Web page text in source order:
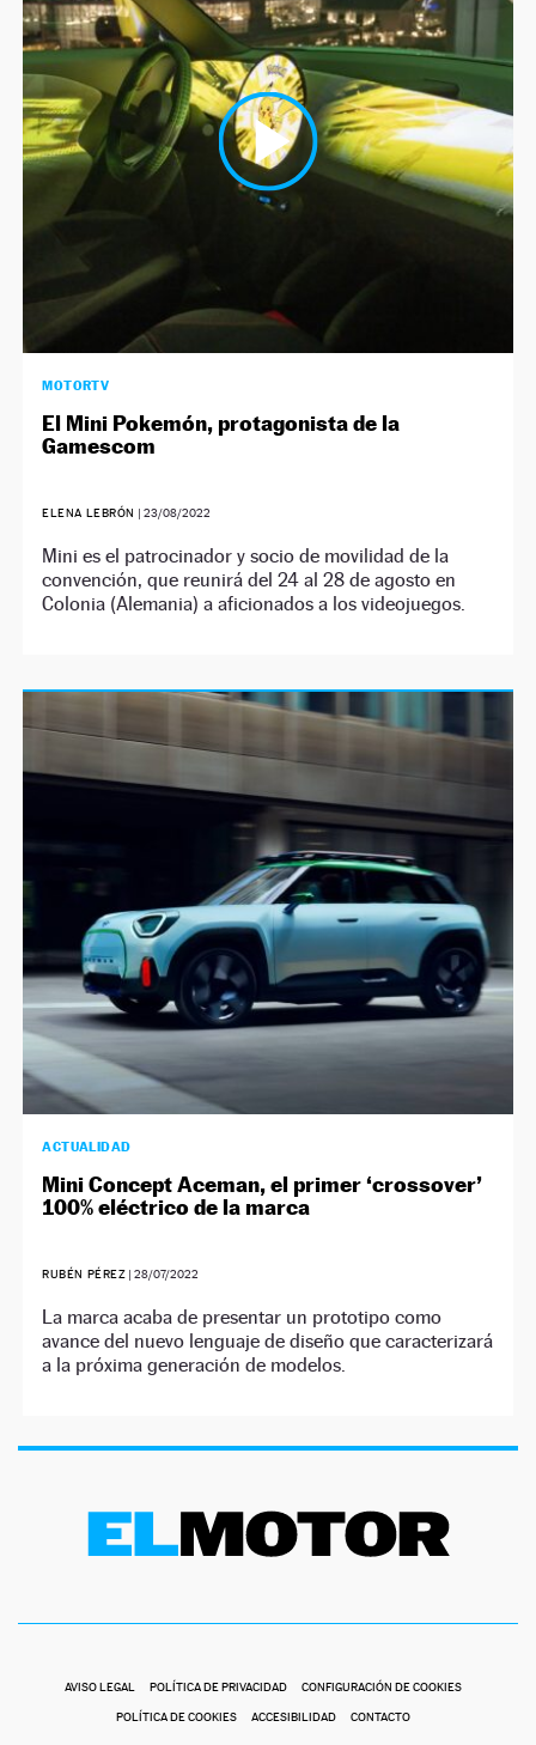
MOTORTV
El Mini Pokemón, protagonista de la
Gamescom
ELENA LEBRÓN |23/08/2022
Mini es el patrocinador y socio de movilidad de la
convención, que reunirá del 24 al 28 de agosto en
Colonia (Alemania) a aficionados a los videojuegos.
ACTUALIDAD
Mini Concept Aceman, el primer ‘crossover’
100% eléctrico de la marca
RUBÉN PÉREZ |28/07/2022
La marca acaba de presentar un prototipo como
avance del nuevo lenguaje de diseño que caracterizará
a la próxima generación de modelos.
AVISO LEGAL POLÍTICA DE PRIVACIDAD CONFIGURACIÓN DE COOKIES
POLÍTICA DE COOKIES ACCESIBILIDAD CONTACTO